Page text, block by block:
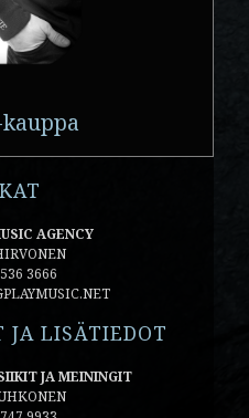
AGENCY
3666
JA LISÄTIEDOT
JA MEININGIT